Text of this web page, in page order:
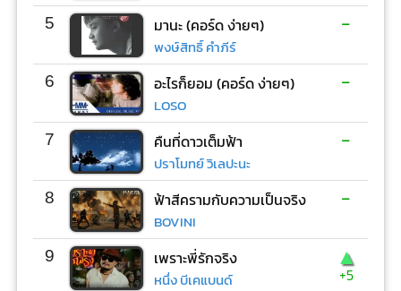
5 มานะ (คอร์ด ง่ายๆ)
พงษ์สิทธิ์ คำภีร์
-
6 อะไรก็ยอม (คอร์ด ง่ายๆ)
LOSO
-
7 คืนที่ดาวเต็มฟ้า
ปราโมทย์ วิเลปะนะ
-
8 ฟ้าสีครามกับความเป็นจริง
BOVINI
-
9 เพราะพี่รักจริง
หนึ่ง บีเคแบนด์
▲
+5